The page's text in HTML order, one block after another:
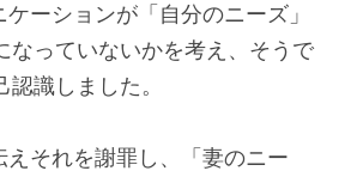
ーションが「自分のニーズ」
なっていないかを考え、そうで
識しました。
えそれを謝罪し、「妻のニー